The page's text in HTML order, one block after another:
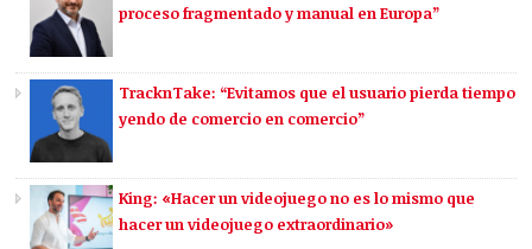
proceso fragmentado y manual en Europa”
TracknTake: “Evitamos que el usuario pierda tiempo
yendo de comercio en comercio”
King: «Hacer un videojuego no es lo mismo que
hacer un videojuego extraordinario»